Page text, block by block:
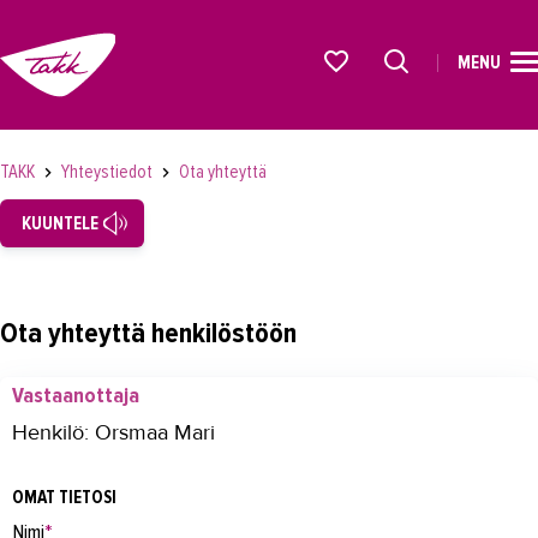
OPISKELIJAKSI
YRITYKSILLE
OMA TAKK
MENU
TAKK Yhteystiedot Ota yhteyttä
KUUNTELE
Ota yhteyttä henkilöstöön
Vastaanottaja
Henkilö: Orsmaa Mari
OMAT TIETOSI
Nimi*